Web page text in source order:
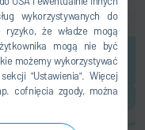
wykorzystywanych do
że władze mogą
mogą nie być
możemy wykorzystywać
"Ustawienia". Więcej
cofnięcia zgody, można
adresu